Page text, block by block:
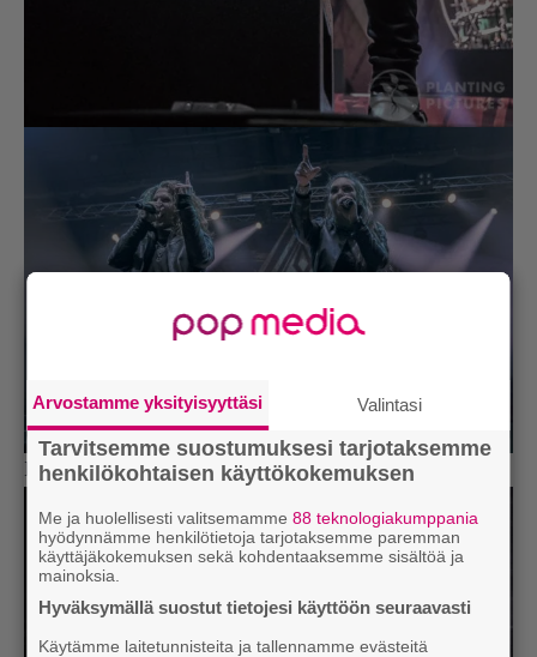
Blind Channel
Arvostamme yksityisyyttäsi Valintasi
Tarvitsemme suostumuksesi tarjotaksemme
henkilökohtaisen käyttökokemuksen
Me ja huolellisesti valitsemamme88 teknologiakumppania
hyödynnämme henkilötietoja tarjotaksemme paremman
käyttäjäkokemuksen sekä kohdentaaksemme sisältöä ja
mainoksia.
Hyväksymällä suostut tietojesi käyttöön seuraavasti
Käytämme laitetunnisteita ja tallennamme evästeitä